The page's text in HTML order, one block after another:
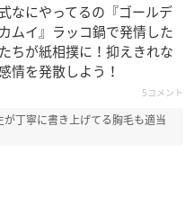
なにやってるの『ゴールデ
ムイ』ラッコ鍋で発情した
ちが紙相撲に！抑えきれな
情を発散しよう！
5コメント
丁寧に書き上げてる胸毛も適当